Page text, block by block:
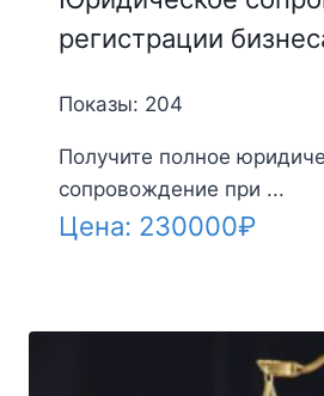
регистрации
Показы: 204
Получите полное
сопровождение при ...
Цена: 230000₽